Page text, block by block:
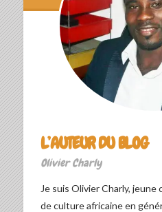
L’AUTEUR DU BLOG
Olivier Charly
Je suis Olivier Charly, jeune
de culture africaine en